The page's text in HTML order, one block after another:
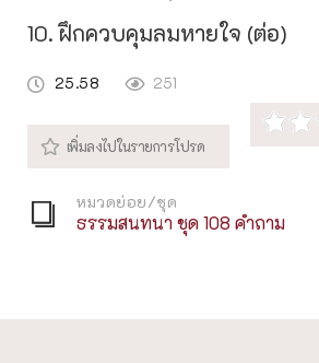
10. ฝึกควบคุมลมหายใจ (ต่อ)
25.58 251
หมวดย่อย/ชุด
ธรรมสนทนา ชุด 108 คำถาม